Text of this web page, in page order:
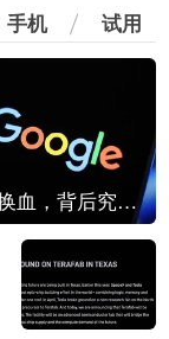
手机 试用
谷歌AI大换血，背后究竟发生了什么？